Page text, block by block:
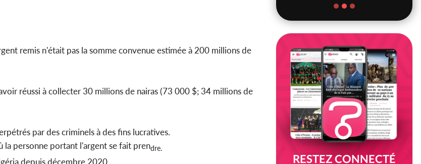
remis n'était pas la somme convenue estimée à 200 millions de
réussi à collecter 30 millions de nairas (73 000 $; 34 millions de
par des criminels à des fins lucratives.
la personne portant l'argent se fait prendre.
depuis décembre 2020 .
RESTEZ CONNECTÉ